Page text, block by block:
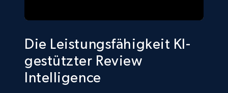
Die Leistungsfähigkeit KI-
gestützter Review
Intelligence